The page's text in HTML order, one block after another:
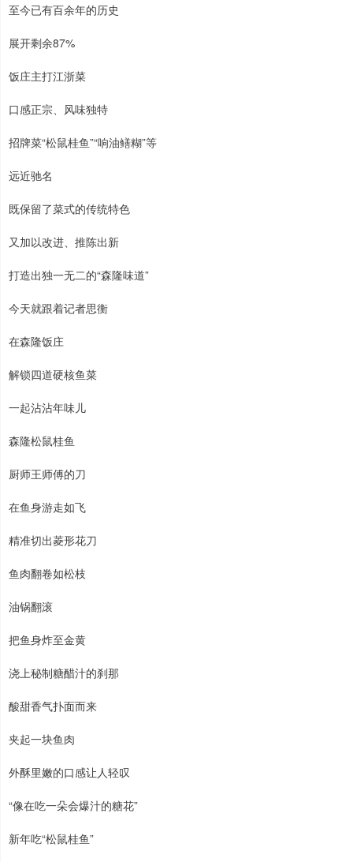
至今已有百余年的历史
展开剩余87%
饭庄主打江浙菜
口感正宗、风味独特
招牌菜“松鼠桂鱼”“响油鳝糊”等
远近驰名
既保留了菜式的传统特色
又加以改进、推陈出新
打造出独一无二的“森隆味道”
今天就跟着记者思衡
在森隆饭庄
解锁四道硬核鱼菜
一起沾沾年味儿
森隆松鼠桂鱼
厨师王师傅的刀
在鱼身游走如飞
精准切出菱形花刀
鱼肉翻卷如松枝
油锅翻滚
把鱼身炸至金黄
浇上秘制糖醋汁的刹那
酸甜香气扑面而来
夹起一块鱼肉
外酥里嫩的口感让人轻叹
“像在吃一朵会爆汁的糖花”
新年吃“松鼠桂鱼”